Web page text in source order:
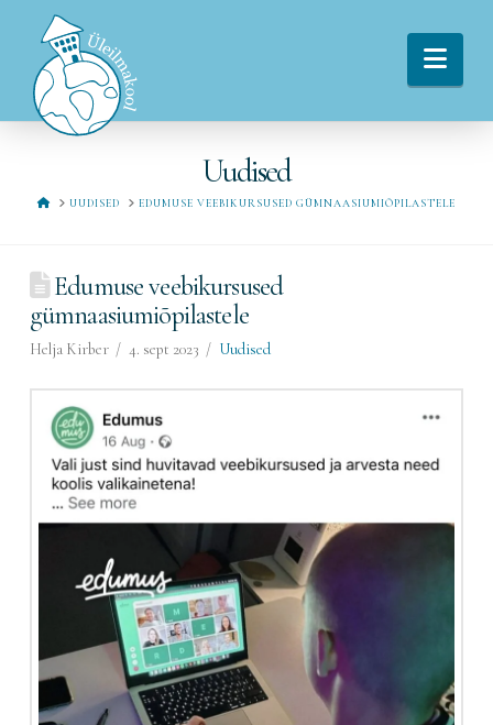
Uudised
HOMEUUDISED EDUMUSE VEEBIKURSUSED GÜMNAASIUMIÕPILASTELE
Edumuse veebikursused
gümnaasiumiõpilastele
Helja Kirber 4. sept 2023 Uudised